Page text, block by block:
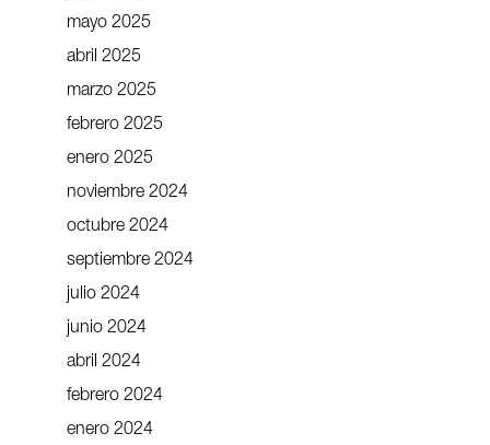
mayo 2025
abril 2025
marzo 2025
febrero 2025
enero 2025
noviembre 2024
octubre 2024
septiembre 2024
julio 2024
junio 2024
abril 2024
febrero 2024
enero 2024